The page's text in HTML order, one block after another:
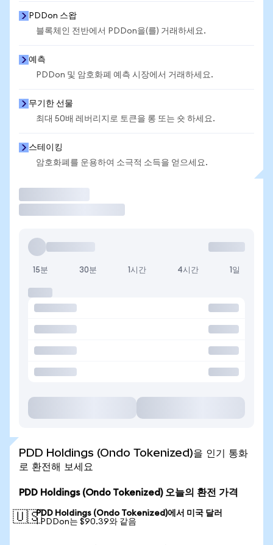
PDDon 스왑
블록체인 전반에서 PDDon을(를) 거래하세요.
예측
PDDon 및 암호화폐 예측 시장에서 거래하세요.
무기한 선물
최대 50배 레버리지로 토큰을 롱 또는 숏 하세요.
스테이킹
암호화폐를 운용하여 소극적 소득을 얻으세요.
15분 30분 1시간 4시간 1일
PDD Holdings (Ondo Tokenized)을 인기 통화
로 환전해 보세요
PDD Holdings (Ondo Tokenized) 오늘의 환전 가격
🇺🇸PDD Holdings (Ondo Tokenized)에서 미국 달러
1 PDDon는 $90.39와 같음